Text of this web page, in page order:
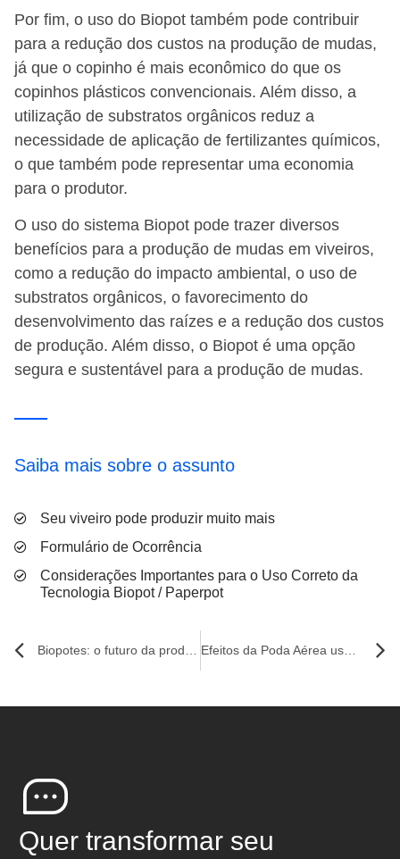
Por fim, o uso do Biopot também pode contribuir
para a redução dos custos na produção de mudas,
já que o copinho é mais econômico do que os
copinhos plásticos convencionais. Além disso, a
utilização de substratos orgânicos reduz a
necessidade de aplicação de fertilizantes químicos,
o que também pode representar uma economia
para o produtor.
O uso do sistema Biopot pode trazer diversos
benefícios para a produção de mudas em viveiros,
como a redução do impacto ambiental, o uso de
substratos orgânicos, o favorecimento do
desenvolvimento das raízes e a redução dos custos
de produção. Além disso, o Biopot é uma opção
segura e sustentável para a produção de mudas.
Saiba mais sobre o assunto
Seu viveiro pode produzir muito mais
Formulário de Ocorrência
Considerações Importantes para o Uso Correto da
Tecnologia Biopot / Paperpot
Efeitos da Poda Aérea usando o Biopot
Quer transformar seu